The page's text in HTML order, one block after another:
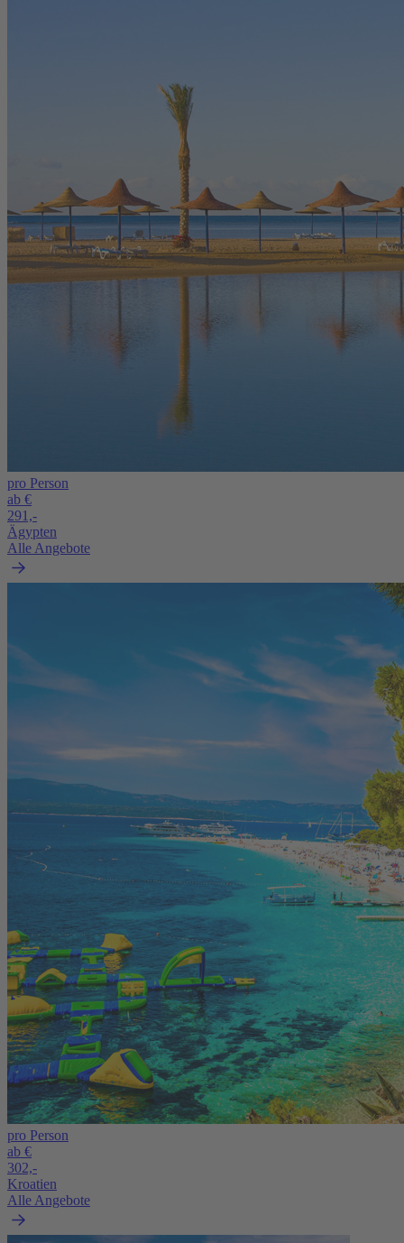
pro Person
ab €
291,-
Ägypten
Alle Angebote
pro Person
ab €
302,-
Kroatien
Alle Angebote